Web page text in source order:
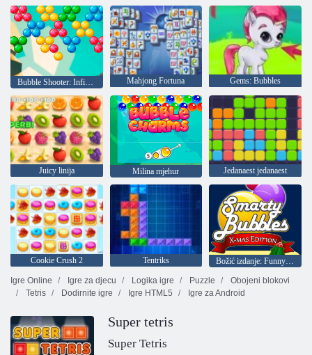
Mahjong Fortuna Gems: Bubbles
Juicy linija Milina mjehur Jedanaest jedanaest
Cookie Crush 2 Tentriks
Božić izdanje: Funny mjehurića
Igre Online
Igre za djecu Logika igre Puzzle
Obojeni blokovi
Tetris
Dodirnite igre Igre HTML5 Igre za Android
Super tetris
Super Tetris